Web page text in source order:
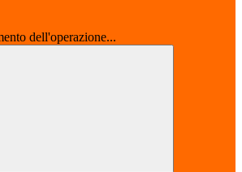
dell'operazione...